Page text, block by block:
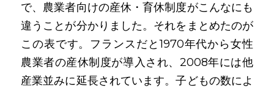
で、農業者向けの産休・育休制度がこんなにも
違うことが分かりました。それをまとめたのが
この表です。フランスだと1970年代から女性
農業者の産休制度が導入され、2008年には他
産業並みに延長されています。子どもの数によ